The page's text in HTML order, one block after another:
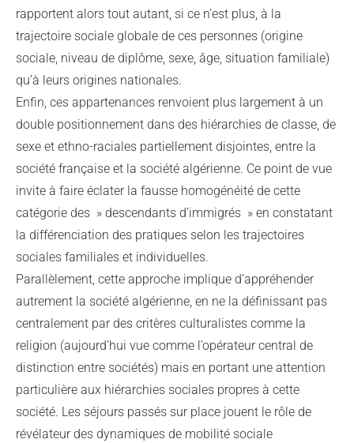
rapportent alors tout autant, si ce n’est plus, à la
trajectoire sociale globale de ces personnes (origine
sociale, niveau de diplôme, sexe, âge, situation familiale)
qu’à leurs origines nationales.
Enfin, ces appartenances renvoient plus largement à un
double positionnement dans des hiérarchies de classe, de
sexe et ethno-raciales partiellement disjointes, entre la
société française et la société algérienne. Ce point de vue
invite à faire éclater la fausse homogénéité de cette
catégorie des » descendants d’immigrés » en constatant
la différenciation des pratiques selon les trajectoires
sociales familiales et individuelles.
Parallèlement, cette approche implique d’appréhender
autrement la société algérienne, en ne la définissant pas
centralement par des critères culturalistes comme la
religion (aujourd’hui vue comme l’opérateur central de
distinction entre sociétés) mais en portant une attention
particulière aux hiérarchies sociales propres à cette
société. Les séjours passés sur place jouent le rôle de
révélateur des dynamiques de mobilité sociale